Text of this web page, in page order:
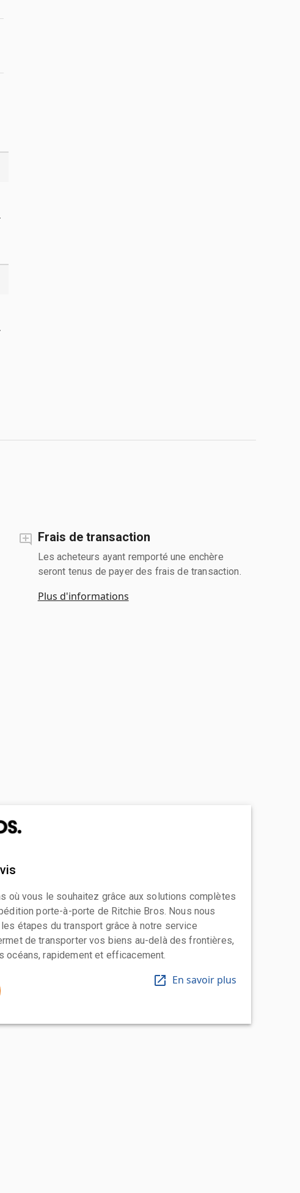
Frais de transaction
Les acheteurs ayant remporté une enchère
seront tenus de payer des frais de transaction.
Plus d'informations
où vous le souhaitez grâce aux solutions complètes
porte-à-porte de Ritchie Bros. Nous nous
étapes du transport grâce à notre service
de transporter vos biens au-delà des frontières,
océans, rapidement et efficacement.
En savoir plus